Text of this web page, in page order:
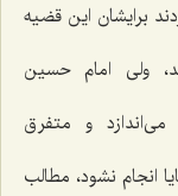
برایشان این قضیه
ولی امام حسین
و متفرق
انجام نشود، مطالب